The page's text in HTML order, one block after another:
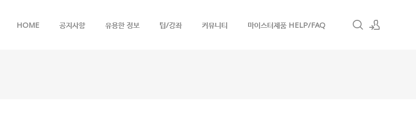
HOME 공지사항 유용한 정보 팁/강좌 커뮤니티 마이스터제품 HELP/FAQ